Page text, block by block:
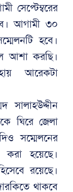
সেপ্টেম্বরের
আগামী ৩০
হবে।
আশা করছি।
আরেকটা
সালাহউদ্দীন
ঘিরে জেলা
সম্মেলনের
করা হয়েছে।
রয়েছে।
থাকবে